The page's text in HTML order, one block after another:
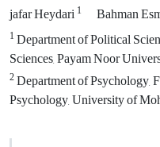
jafar Heydari1 Bahman
1Department of Political
Sciences, Payam Noor
2Department of Psychology,
Psychology, University of